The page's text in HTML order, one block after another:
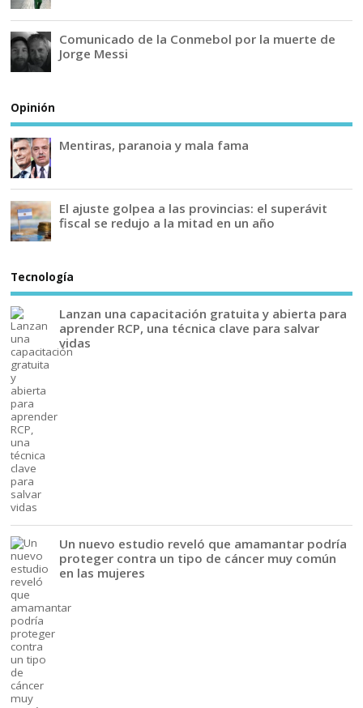
Comunicado de la Conmebol por la muerte de
Jorge Messi
Opinión
Mentiras, paranoia y mala fama
El ajuste golpea a las provincias: el superávit
fiscal se redujo a la mitad en un año
Tecnología
Lanzan una capacitación gratuita y abierta para
aprender RCP, una técnica clave para salvar
vidas
Un nuevo estudio reveló que amamantar podría
proteger contra un tipo de cáncer muy común
en las mujeres